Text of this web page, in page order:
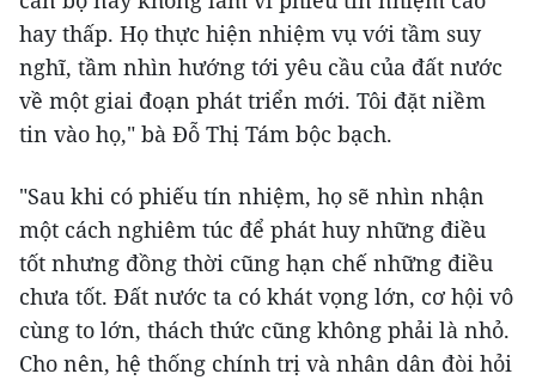
hay thấp. Họ thực hiện nhiệm vụ với tầm suy
nghĩ, tầm nhìn hướng tới yêu cầu của đất nước
về một giai đoạn phát triển mới. Tôi đặt niềm
tin vào họ," bà Đỗ Thị Tám bộc bạch.
"Sau khi có phiếu tín nhiệm, họ sẽ nhìn nhận
một cách nghiêm túc để phát huy những điều
tốt nhưng đồng thời cũng hạn chế những điều
chưa tốt. Đất nước ta có khát vọng lớn, cơ hội vô
cùng to lớn, thách thức cũng không phải là nhỏ.
Cho nên, hệ thống chính trị và nhân dân đòi hỏi